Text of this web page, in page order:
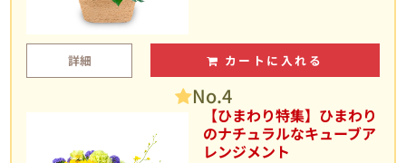
詳細 カートに入れる
No.4
【ひまわり特集】ひまわり
のナチュラルなキューブア
レンジメント